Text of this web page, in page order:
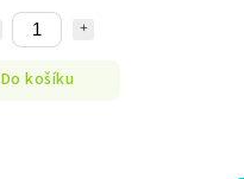
Do košíku